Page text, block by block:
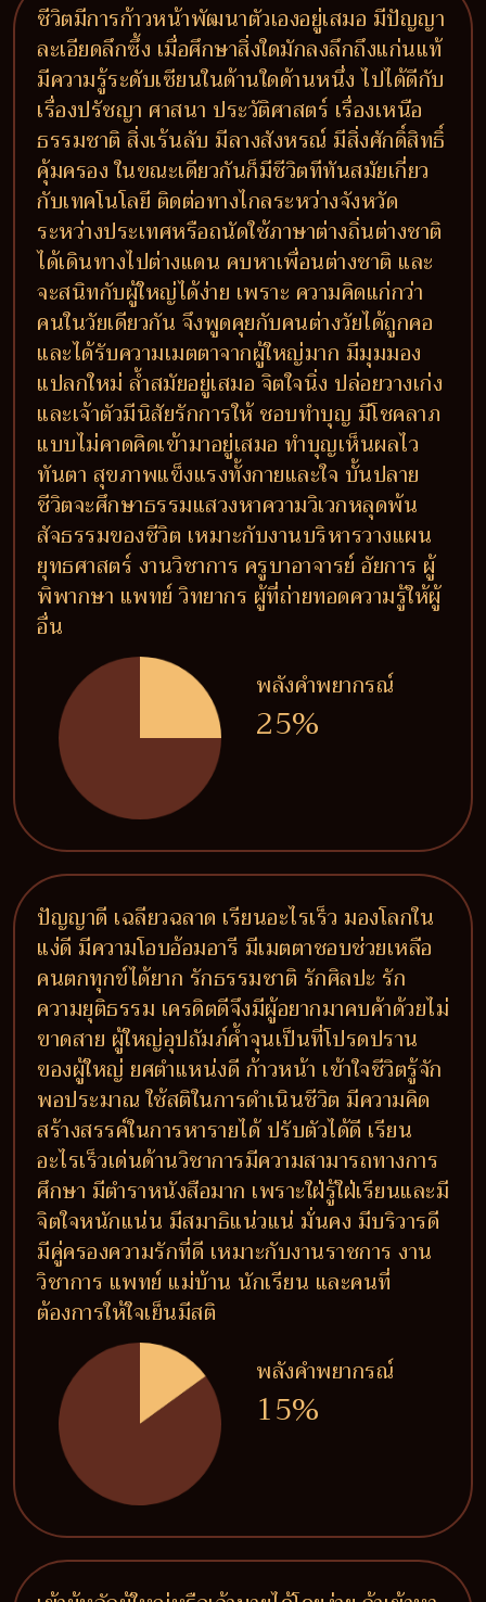
ชีวิตมีการก้าวหน้าพัฒนาตัวเองอยู่เสมอ มีปัญญา
ละเอียดลึกซึ้ง เมื่อศึกษาสิ่งใดมักลงลึกถึงแก่นแท้
มีความรู้ระดับเซียนในด้านใดด้านหนึ่ง ไปได้ดีกับ
เรื่องปรัชญา ศาสนา ประวัติศาสตร์ เรื่องเหนือ
ธรรมชาติ สิ่งเร้นลับ มีลางสังหรณ์ มีสิ่งศักดิ์สิทธิ์
คุ้มครอง ในขณะเดียวกันก็มีชีวิตทีทันสมัยเกี่ยว
กับเทคโนโลยี ติดต่อทางไกลระหว่างจังหวัด
ระหว่างประเทศหรือถนัดใช้ภาษาต่างถิ่นต่างชาติ
ได้เดินทางไปต่างแดน คบหาเพื่อนต่างชาติ และ
จะสนิทกับผู้ใหญ่ได้ง่าย เพราะ ความคิดแก่กว่า
คนในวัยเดียวกัน จึงพูดคุยกับคนต่างวัยได้ถูกคอ
และได้รับความเมตตาจากผู้ใหญ่มาก มีมุมมอง
แปลกใหม่ ล้ำสมัยอยู่เสมอ จิตใจนิ่ง ปล่อยวางเก่ง
และเจ้าตัวมีนิสัยรักการให้ ชอบทำบุญ มีโชคลาภ
แบบไม่คาดคิดเข้ามาอยู่เสมอ ทำบุญเห็นผลไว
ทันตา สุขภาพแข็งแรงทั้งกายและใจ บั้นปลาย
ชีวิตจะศึกษาธรรมแสวงหาความวิเวกหลุดพ้น
สัจธรรมของชีวิต เหมาะกับงานบริหารวางแผน
ยุทธศาสตร์ งานวิชาการ ครูบาอาจารย์ อัยการ ผู้
พิพากษา แพทย์ วิทยากร ผู้ที่ถ่ายทอดความรู้ให้ผู้
อื่น
พลังคำพยากรณ์
25%
ปัญญาดี เฉลียวฉลาด เรียนอะไรเร็ว มองโลกใน
แง่ดี มีความโอบอ้อมอารี มีเมตตาชอบช่วยเหลือ
คนตกทุกข์ได้ยาก รักธรรมชาติ รักศิลปะ รัก
ความยุติธรรม เครดิตดีจึงมีผู้อยากมาคบค้าด้วยไม่
ขาดสาย ผู้ใหญ่อุปถัมภ์ค้ำจุนเป็นที่โปรดปราน
ของผู้ใหญ่ ยศตำแหน่งดี ก้าวหน้า เข้าใจชีวิตรู้จัก
พอประมาณ ใช้สติในการดำเนินชีวิต มีความคิด
สร้างสรรค์ในการหารายได้ ปรับตัวได้ดี เรียน
อะไรเร็วเด่นด้านวิชาการมีความสามารถทางการ
ศึกษา มีตำราหนังสือมาก เพราะใฝ่รู้ใฝ่เรียนและมี
จิตใจหนักแน่น มีสมาธิแน่วแน่ มั่นคง มีบริวารดี
มีคู่ครองความรักที่ดี เหมาะกับงานราชการ งาน
วิชาการ แพทย์ แม่บ้าน นักเรียน และคนที่
ต้องการให้ใจเย็นมีสติ
พลังคำพยากรณ์
15%